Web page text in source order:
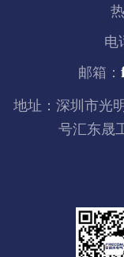
电
邮箱：
地址：深圳市光
号汇东晟